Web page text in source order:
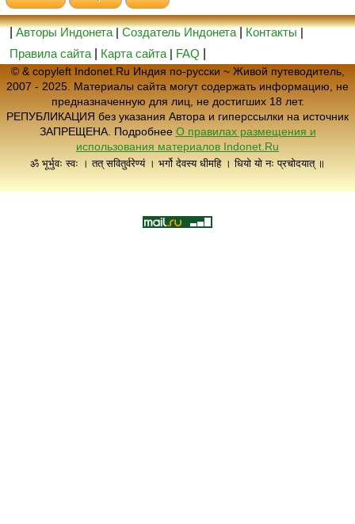
|Авторы Индонета|Создатель Индонета|Контакты|
Правила сайта
Карта сайта | FAQ
© & copyleft Indonet.Ru Индия по-русски ~ Живой путеводитель,
2007 - 2025. Материалы сайта могут содержать информацию, не
предназначенную для лиц, не достигших 18 лет.
РЕПУБЛИКАЦИЯ без указания Автора и гиперссылки на источник
ЗАПРЕЩЕНА. Подробнее О правилах размещения и
использования материалов Indonet.Ru
ॐ भूर्भुवः स्वः । तत् सवितुर्वरेण्यं । भर्गो देवस्य धीमहि । धियो यो नः प्रचोदयात् ॥